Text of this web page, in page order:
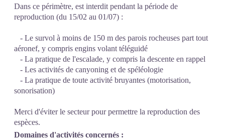
Dans ce périmètre, est interdit pendant la période de
reproduction (du 15/02 au 01/07) :
- Le survol à moins de 150 m des parois rocheuses part tout
aéronef, y compris engins volant téléguidé
- La pratique de l'escalade, y compris la descente en rappel
- Les activités de canyoning et de spéléologie
- La pratique de toute activité bruyantes (motorisation,
sonorisation)
Merci d'éviter le secteur pour permettre la reproduction des
espèces.
Domaines d'activités concernés :